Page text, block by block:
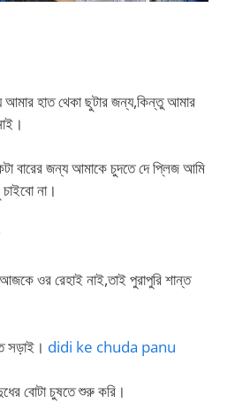
আমার হাত থেকা ছুটার জন্য,কিন্তু আমার
বারের জন্য আমাকে চুদতে দে প্লিজ আমি
না।
ওর রেহাই নাই,তাই পুরাপুরি শান্ত
সড়াই। didi ke chuda panu
বোটা চুষতে শুরু করি।